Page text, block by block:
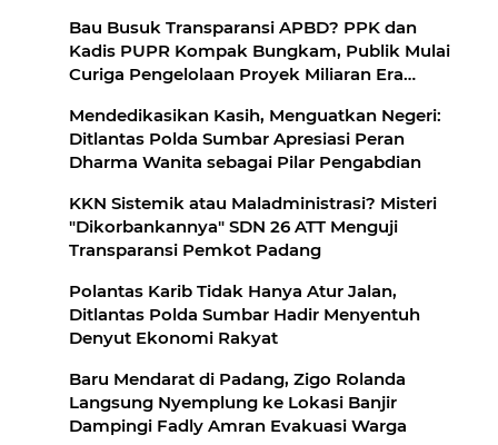
Bau Busuk Transparansi APBD? PPK dan
Kadis PUPR Kompak Bungkam, Publik Mulai
Curiga Pengelolaan Proyek Miliaran Era
Mendedikasikan Kasih, Menguatkan Negeri:
Ditlantas Polda Sumbar Apresiasi Peran
Dharma Wanita sebagai Pilar Pengabdian
KKN Sistemik atau Maladministrasi? Misteri
"Dikorbankannya" SDN 26 ATT Menguji
Transparansi Pemkot Padang
Polantas Karib Tidak Hanya Atur Jalan,
Ditlantas Polda Sumbar Hadir Menyentuh
Denyut Ekonomi Rakyat
Baru Mendarat di Padang, Zigo Rolanda
Langsung Nyemplung ke Lokasi Banjir
Dampingi Fadly Amran Evakuasi Warga